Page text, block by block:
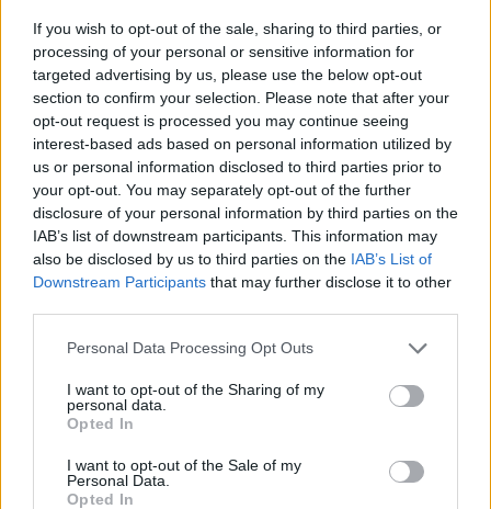
If you wish to opt-out of the sale, sharing to third parties, or
processing of your personal or sensitive information for
targeted advertising by us, please use the below opt-out
section to confirm your selection. Please note that after your
opt-out request is processed you may continue seeing
interest-based ads based on personal information utilized by
us or personal information disclosed to third parties prior to
your opt-out. You may separately opt-out of the further
disclosure of your personal information by third parties on the
IAB’s list of downstream participants. This information may
also be disclosed by us to third parties on the IAB’s List of
Downstream Participants that may further disclose it to other
Please note that this website/app uses one or more Google
not limited to your visit or usage behaviour. You may click to
grant or deny consent to Google and its third-party tags to
use your data for below specified purposes in below Google
consent section.
Personal Data Processing Opt Outs
I want to opt-out of the Sharing of my
personal data.
Opted In
I want to opt-out of the Sale of my
Personal Data.
Opted In
Horváth Ferenc 2021 február 15-én érkezett
Kispestre, 30 bajnokin irányította a Honvédot,
ezeken tíz győzelmet, öt döntetlent és 15 vereséget
könyvelhetett el, míg a Magyar Kupában három
mérkőzésen egy döntetlen és két győzelem a
mérleg.
Horváth Ferencnek a további pályafutásához sok
sikert kívánunk! Az új vezetőedző személyéről a klub
hivatalos felületein később adunk tájékoztatást!”
olvasható a klubhivatalos közleményben.
Olvastad már?